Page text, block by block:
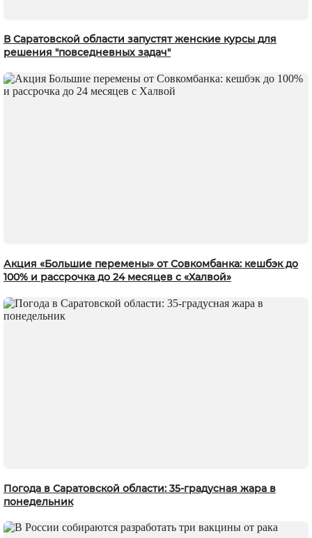
В Саратовской области запустят женские курсы для
решения "повседневных задач"
Акция «Большие перемены» от Совкомбанка: кешбэк до
100% и рассрочка до 24 месяцев с «Халвой»
Погода в Саратовской области: 35-градусная жара в
понедельник